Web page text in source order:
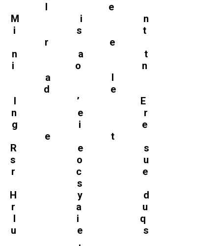
le
Min
ist
re
nat
ion
al
de
l’E
ner
gie
et
Res
sou
rce
s
Hyd
rau
liq
ues
,